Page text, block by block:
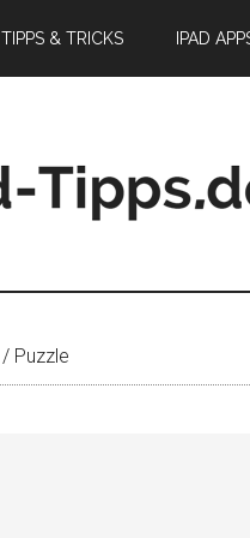
TIPPS & TRICKS IPAD
/ Puzzle